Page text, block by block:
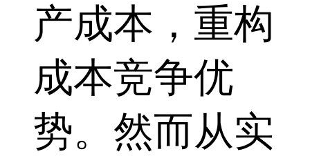
产成本，重构
成本竞争优
势。然而从实